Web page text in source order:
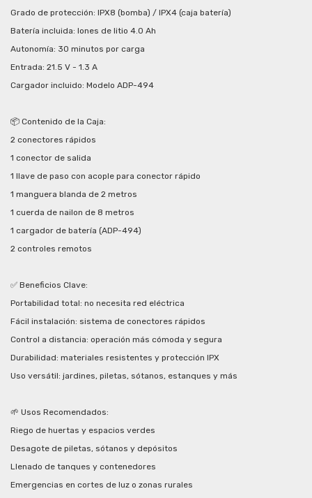
Grado de protección: IPX8 (bomba) / IPX4 (caja batería)
Batería incluida: Iones de litio 4.0 Ah
Autonomía: 30 minutos por carga
Entrada: 21.5 V - 1.3 A
Cargador incluido: Modelo ADP-494
📦 Contenido de la Caja:
2 conectores rápidos
1 conector de salida
1 llave de paso con acople para conector rápido
1 manguera blanda de 2 metros
1 cuerda de nailon de 8 metros
1 cargador de batería (ADP-494)
2 controles remotos
✅ Beneficios Clave:
Portabilidad total: no necesita red eléctrica
Fácil instalación: sistema de conectores rápidos
Control a distancia: operación más cómoda y segura
Durabilidad: materiales resistentes y protección IPX
Uso versátil: jardines, piletas, sótanos, estanques y más
🌱 Usos Recomendados:
Riego de huertas y espacios verdes
Desagote de piletas, sótanos y depósitos
Llenado de tanques y contenedores
Emergencias en cortes de luz o zonas rurales